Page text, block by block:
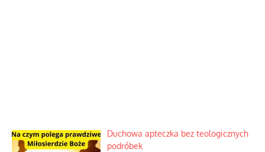
Duchowa apteczka bez teologicznych
podróbek